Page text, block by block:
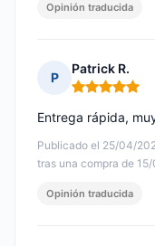
Opinión traducida
P
Patrick R.
Nota: 5 de 5
Publicado el 25/04/
tras una compra de
Entrega rápida,
Opinión traducida